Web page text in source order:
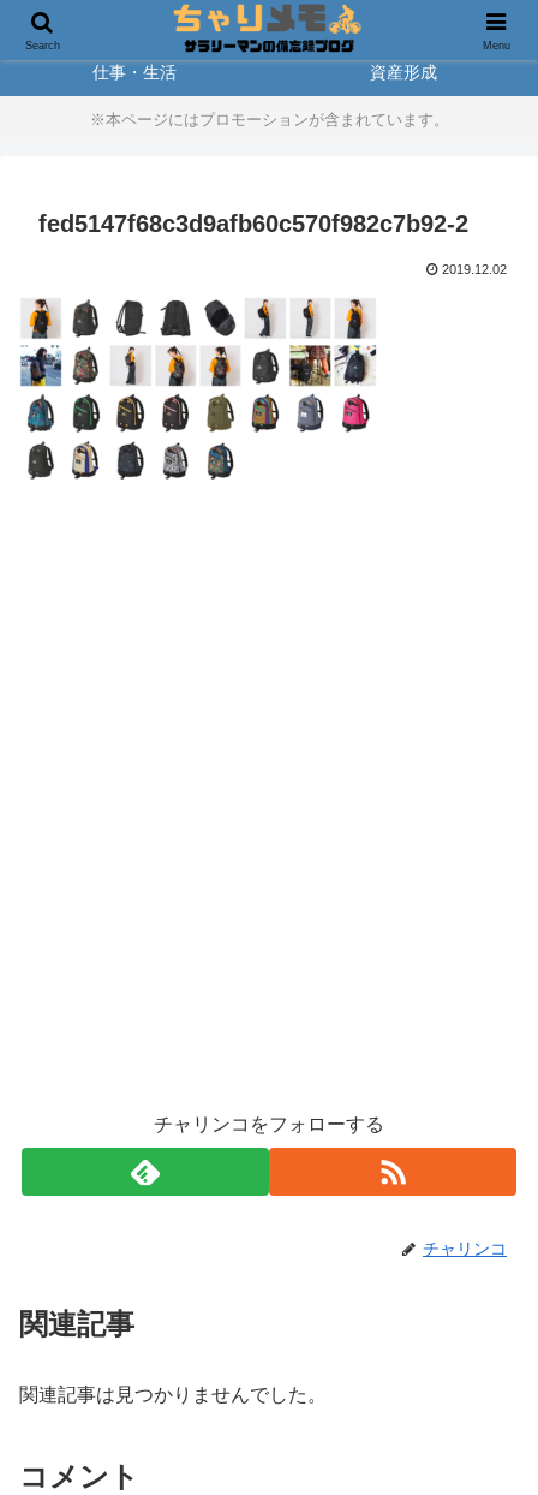
製品レビュー
仕事・生活 資産形成
※本ページにはプロモーションが含まれています。
fed5147f68c3d9afb60c570f982c7b92-2
2019.12.02
チャリンコをフォローする
チャリンコ
関連記事
関連記事は見つかりませんでした。
コメント
Search Menu